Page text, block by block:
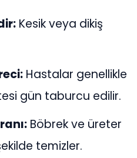
Kesik veya dikiş
Hastalar genellikle
gün taburcu edilir.
Böbrek ve üreter
temizler.